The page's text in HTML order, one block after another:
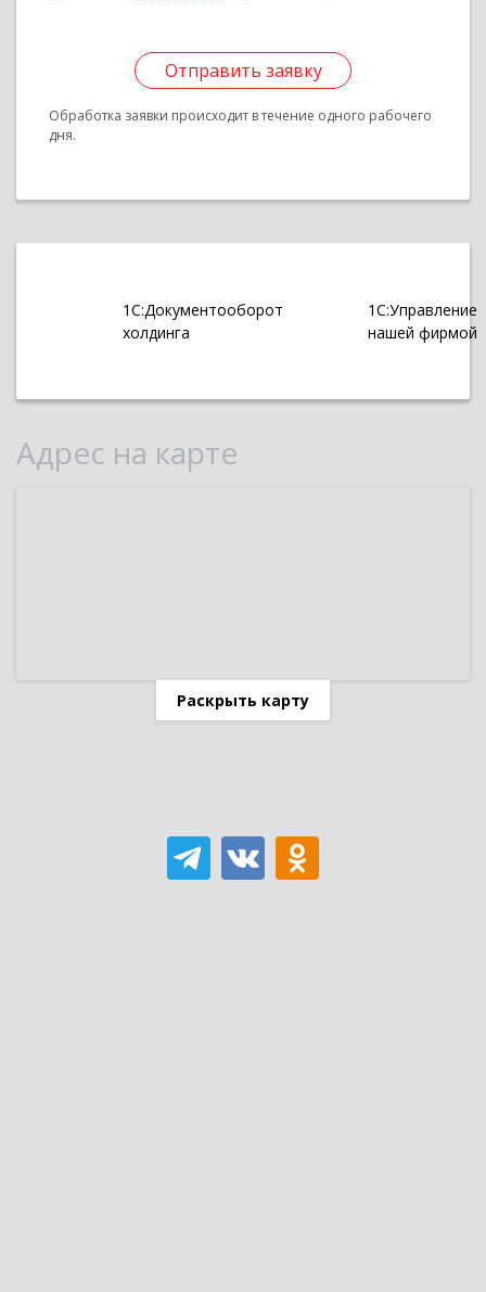
Отправить заявку
Обработка заявки происходит в течение одного рабочего
дня.
1С:Документооборот
холдинга
1С:Управление
нашей фирмой
Адрес на карте
Раскрыть карту